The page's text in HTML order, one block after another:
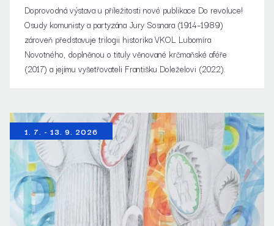
Doprovodná výstava u příležitosti nové publikace Do revoluce!
Osudy komunisty a partyzána Jury Sosnara (1914–1989)
zároveň představuje trilogii historika VKOL Lubomíra
Novotného, doplněnou o tituly věnované krčmaňské aféře
(2017) a jejímu vyšetřovateli Františku Doleželovi (2022).
1. 7. - 13. 9. 2026